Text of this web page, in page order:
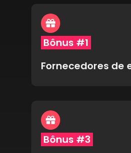
Bônus #1
Fornecedores de
Bônus #3